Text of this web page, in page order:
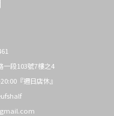
一段103號7樓之4
『週日店休』